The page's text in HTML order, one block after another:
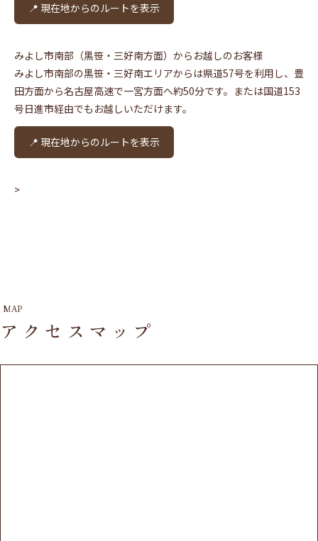
📍 現在地からのルートを表示
みよし市南部（黒笹・三好南方面）からお越しのお客様
みよし市南部の黒笹・三好南エリアからは県道57号を利用し、豊
田方面から名古屋高速で一宮方面へ約50分です。または国道153
号日進市経由でもお越しいただけます。
📍 現在地からのルートを表示
>
MAP
アクセスマップ